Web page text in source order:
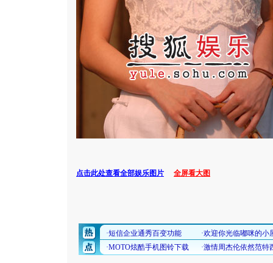
点击此处查看全部娱乐图片 全屏看大图